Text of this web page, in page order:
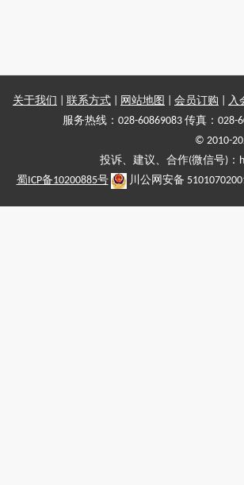
关于我们 联系方式 网站地图 会员订购
入
服务热线：028-60869083 传真：028-
© 2010-
投诉、建议、合作(微信号)
蜀ICP备10200885号
川公网安备